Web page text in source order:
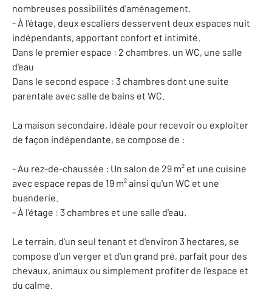
nombreuses possibilités d'aménagement.
- À l'étage, deux escaliers desservent deux espaces nuit
indépendants, apportant confort et intimité.
Dans le premier espace : 2 chambres, un WC, une salle
d'eau
Dans le second espace : 3 chambres dont une suite
parentale avec salle de bains et WC.
La maison secondaire, idéale pour recevoir ou exploiter
de façon indépendante, se compose de :
- Au rez-de-chaussée : Un salon de 29 m² et une cuisine
avec espace repas de 19 m² ainsi qu'un WC et une
buanderie.
- À l'étage : 3 chambres et une salle d'eau.
Le terrain, d'un seul tenant et d'environ 3 hectares, se
compose d'un verger et d'un grand pré, parfait pour des
chevaux, animaux ou simplement profiter de l'espace et
du calme.